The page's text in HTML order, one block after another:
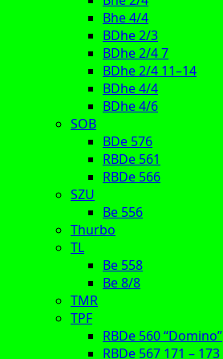
Bhe 4/4
BDhe 2/3
BDhe 2/4 7
BDhe 2/4 11–14
BDhe 4/4
BDhe 4/6
SOB
BDe 576
RBDe 561
RBDe 566
SZU
Be 556
Thurbo
TL
Be 558
Be 8/8
TMR
TPF
RBDe 560 “Domino”
RBDe 567 171 – 173